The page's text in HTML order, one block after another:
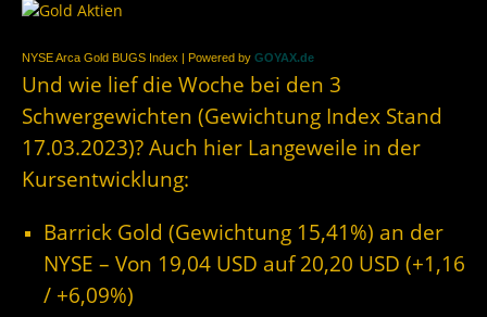
NYSE Arca Gold BUGS Index | Powered by GOYAX.de
Und wie lief die Woche bei den 3
Schwergewichten (Gewichtung Index Stand
17.03.2023)? Auch hier Langeweile in der
Kursentwicklung:
Barrick Gold (Gewichtung 15,41%) an der
NYSE – Von 19,04 USD auf 20,20 USD (+1,16
/ +6,09%)